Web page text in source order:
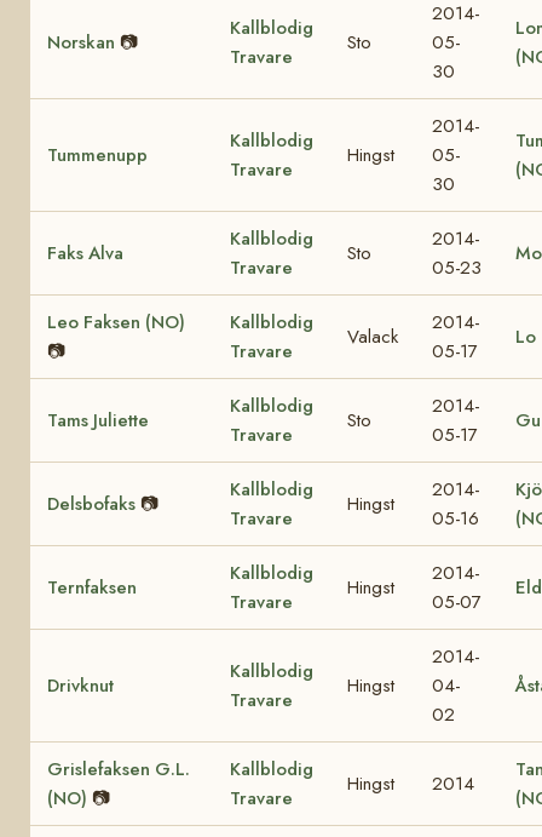
Norskan 📷
Kallblodig
Travare
Sto
2014-
05-
30
Tummenupp
Kallblodig
Travare
Hingst
2014-
05-
30
Faks Alva
Kallblodig
Travare
Sto
2014-
05-23
Leo Faksen (NO)
📷
Kallblodig
Travare
Valack
2014-
05-17
Lo
Tams Juliette
Kallblodig
Travare
Sto
2014-
05-17
Delsbofaks 📷
Kallblodig
Travare
Hingst
2014-
05-16
Ternfaksen
Kallblodig
Travare
Hingst
2014-
05-07
Drivknut
Kallblodig
Travare
Hingst
2014-
04-
02
Grislefaksen G.L.
(NO) 📷
Kallblodig
Travare
Hingst 2014